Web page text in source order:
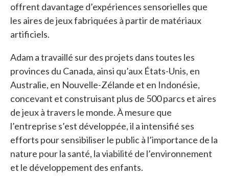
offrent davantage d’expériences sensorielles que
les aires de jeux fabriquées à partir de matériaux
artificiels.
Adam a travaillé sur des projets dans toutes les
provinces du Canada, ainsi qu’aux États-Unis, en
Australie, en Nouvelle-Zélande et en Indonésie,
concevant et construisant plus de 500 parcs et aires
de jeux à travers le monde. À mesure que
l’entreprise s’est développée, il a intensifié ses
efforts pour sensibiliser le public à l’importance de la
nature pour la santé, la viabilité de l’environnement
et le développement des enfants.